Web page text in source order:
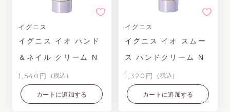
イグニス
イグニス イオ ハンド
＆ネイル クリーム N
1,540円 （税込）
カートに追加する
イグニス
イグニス イオ スムー
ス ハンドクリーム N
1,320円 （税込）
カートに追加する